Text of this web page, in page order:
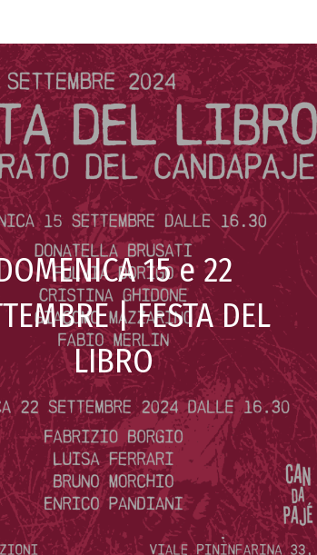
15 e 22
| FESTA DEL
LIBRO